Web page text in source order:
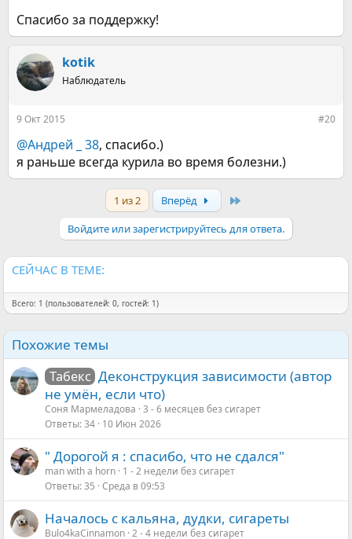
Спасибо за поддержку!
kotik
Наблюдатель
9 Окт 2015 #20
@Андрей _ 38, спасибо.)
я раньше всегда курила во время болезни.)
1 из 2 Вперёд
Войдите или зарегистрируйтесь для ответа.
СЕЙЧАС В ТЕМЕ:
Всего: 1 (пользователей: 0, гостей: 1)
Похожие темы
Табекс Деконструкция зависимости (автор
не умён, если что)
Соня Мармеладова 3 - 6 месяцев без сигарет
Ответы 34 10 Июн 2026
" Дорогой я : спасибо, что не сдался"
man with a horn 1 - 2 недели без сигарет
Ответы 35 Среда в 09:53
Началось с кальяна, дудки, сигареты
Bulo4kaCinnamon 2 - 4 недели без сигарет